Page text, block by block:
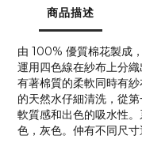
商品描述
由 100% 優質棉花製成
運用四色線在紗布上分
有著棉質的柔軟同時有
的天然水仔細清洗，從
軟質感和出色的吸水性
色，灰色。仲有不同尺寸